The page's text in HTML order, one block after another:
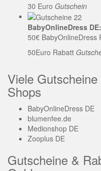
30 Euro Gutschein
BabyOnlineDress DE:
50€ BabyOnlineDress
50Euro Rabatt
Viele
Shops
BabyOnlineDress DE
blumenfee.de
Medionshop DE
Zooplus DE
Gutscheine &